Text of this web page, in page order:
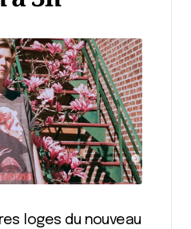
loges du nouveau